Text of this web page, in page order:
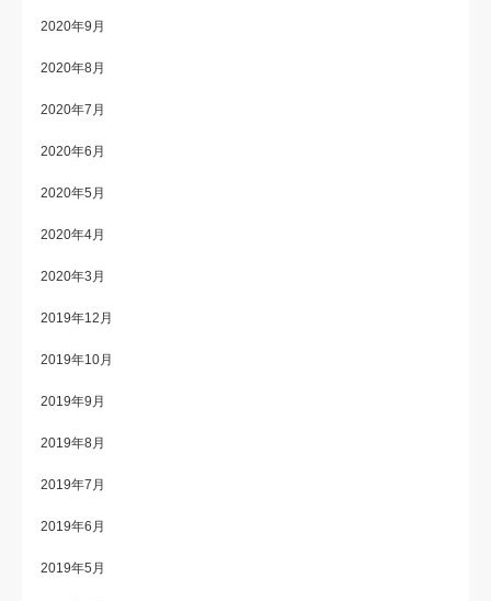
2020年9月
2020年8月
2020年7月
2020年6月
2020年5月
2020年4月
2020年3月
2019年12月
2019年10月
2019年9月
2019年8月
2019年7月
2019年6月
2019年5月